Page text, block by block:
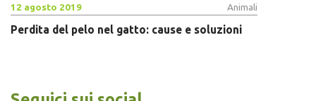
12 agosto 2019 Animali
Perdita del pelo nel gatto: cause e soluzioni